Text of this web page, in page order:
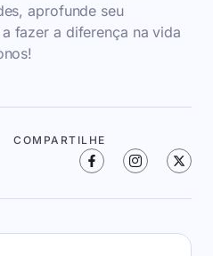
aprofunde seu
fazer a diferença na vida
COMPARTILHE